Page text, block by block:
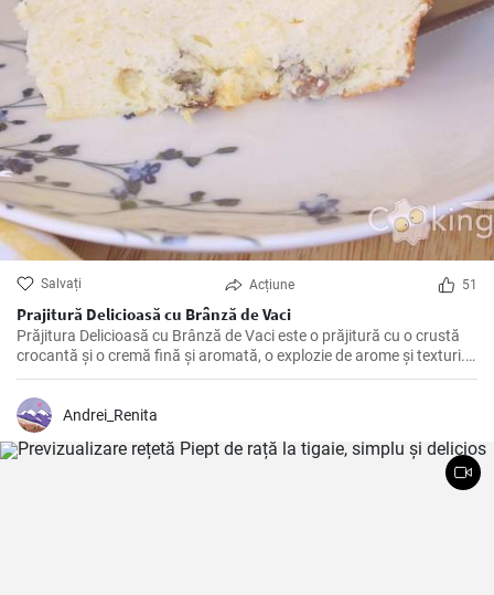
Salvați Acțiune 51
Prajitură Delicioasă cu Brânză de Vaci
Prăjitura Delicioasă cu Brânză de Vaci este o prăjitură cu o crustă
crocantă și o cremă fină și aromată, o explozie de arome și texturi.
Această rețetă cu brânză de vaci este perfectă pentru orice
eveniment sau masă festivă.
Andrei_Renita